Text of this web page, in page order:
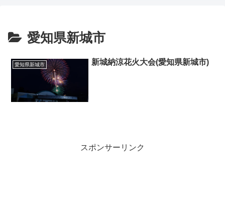
愛知県新城市
愛知県新城市 新城納涼花火大会(愛知県新城市)
スポンサーリンク